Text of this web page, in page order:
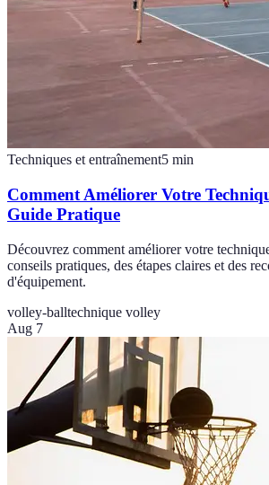
Techniques et entraînement5 min
Comment Améliorer Votre
Guide Pratique
Découvrez comment améliorer votre
conseils pratiques, des étapes claires et des
d'équipement.
volley-balltechnique volley
Aug 7